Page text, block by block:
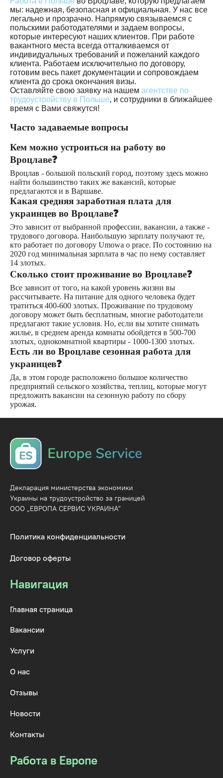
мы: надежная, безопасная и официальная. У нас все
легально и прозрачно. Напрямую связываемся с
польскими работодателями и задаем вопросы,
которые интересуют наших клиентов. При работе
вакантного места всегда отталкиваемся от
индивидуальных требований и пожеланий каждого
клиента. Работаем исключительно по договору,
готовим весь пакет документации и сопровождаем
клиента до срока окончания визы.
Оставляйте свою заявку на нашем агентстве по
трудоустройству в Польше, и сотрудники в ближайшее
время с Вами свяжутся!
Часто задаваемые вопросы
Кем можно устроиться на работу во
Вроцлаве❓
Вроцлав - большой польский город, поэтому здесь можно
найти большинство таких же вакансий, которые
предлагаются и в Варшаве.
Какая средняя заработная плата для
украинцев во Вроцлаве❓
Это зависит от выбранной профессии, вакансии, а также -
трудового договора. Наибольшую зарплату получают те,
кто работает по договору Umowa o prace. По состоянию на
2020 год минимальная зарплата в час по нему составляет
14 злотых.
Сколько стоит проживание во Вроцлаве❓
Все зависит от того, на какой уровень жизни вы
рассчитываете. На питание для одного человека будет
тратиться 400-600 злотых. Проживание по трудовому
договору может быть бесплатным, многие работодатели
предлагают такие условия. Но, если вы хотите снимать
жилье, в среднем аренда комнаты обойдется в 500-700
злотых, однокомнатной квартиры - 1000-1300 злотых.
Есть ли во Вроцлаве сезонная работа для
украинцев❓
Да, в этом городе расположено большое количество
предприятий сельского хозяйства, теплиц, которые могут
предложить вакансии на сезонную работу по сбору
урожая.
Навигация
Главная страница
Вакансии
Услуги
О нас
Отзывы
Новости
Контакты
Работа в Европе
Декларация министерства экономики
Украины на трудоустройство за границей
ООО „ЕВРОПА СЕРВИС УКРАИНА”
Политика конфиденциальности
Договор оферты